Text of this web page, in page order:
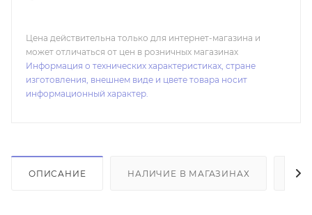
Цена действительна только для интернет-магазина и
может отличаться от цен в розничных магазинах
Информация о технических характеристиках, стране
изготовления, внешнем виде и цвете товара носит
информационный характер.
ОПИСАНИЕ НАЛИЧИЕ В МАГАЗИНАХ